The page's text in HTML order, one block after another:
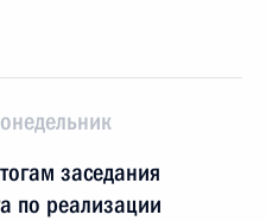
заседания
по реализации